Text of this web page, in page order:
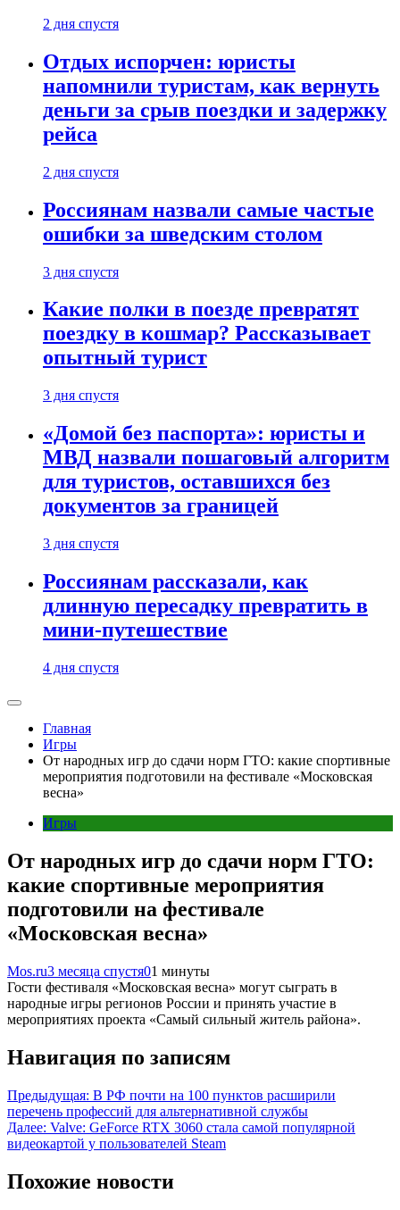
2 дня спустя
Отдых испорчен: юристы
напомнили туристам, как вернуть
деньги за срыв поездки и задержку
рейса
2 дня спустя
Россиянам назвали самые частые
ошибки за шведским столом
3 дня спустя
Какие полки в поезде превратят
поездку в кошмар? Рассказывает
опытный турист
3 дня спустя
«Домой без паспорта»: юристы и
МВД назвали пошаговый алгоритм
для туристов, оставшихся без
документов за границей
3 дня спустя
Россиянам рассказали, как
длинную пересадку превратить в
мини-путешествие
4 дня спустя
Главная
Игры
От народных игр до сдачи норм ГТО: какие спортивные
мероприятия подготовили на фестивале «Московская
весна»
Игры
От народных игр до сдачи норм ГТО:
какие спортивные мероприятия
подготовили на фестивале
«Московская весна»
Mos.ru3 месяца спустя01 минуты
Гости фестиваля «Московская весна» могут сыграть в
народные игры регионов России и принять участие в
мероприятиях проекта «Самый сильный житель района».
Навигация по записям
Предыдущая: В РФ почти на 100 пунктов расширили
перечень профессий для альтернативной службы
Далее: Valve: GeForce RTX 3060 стала самой популярной
видеокартой у пользователей Steam
Похожие новости